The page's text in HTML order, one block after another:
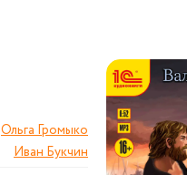
Ольга Громыко
Иван Букчин